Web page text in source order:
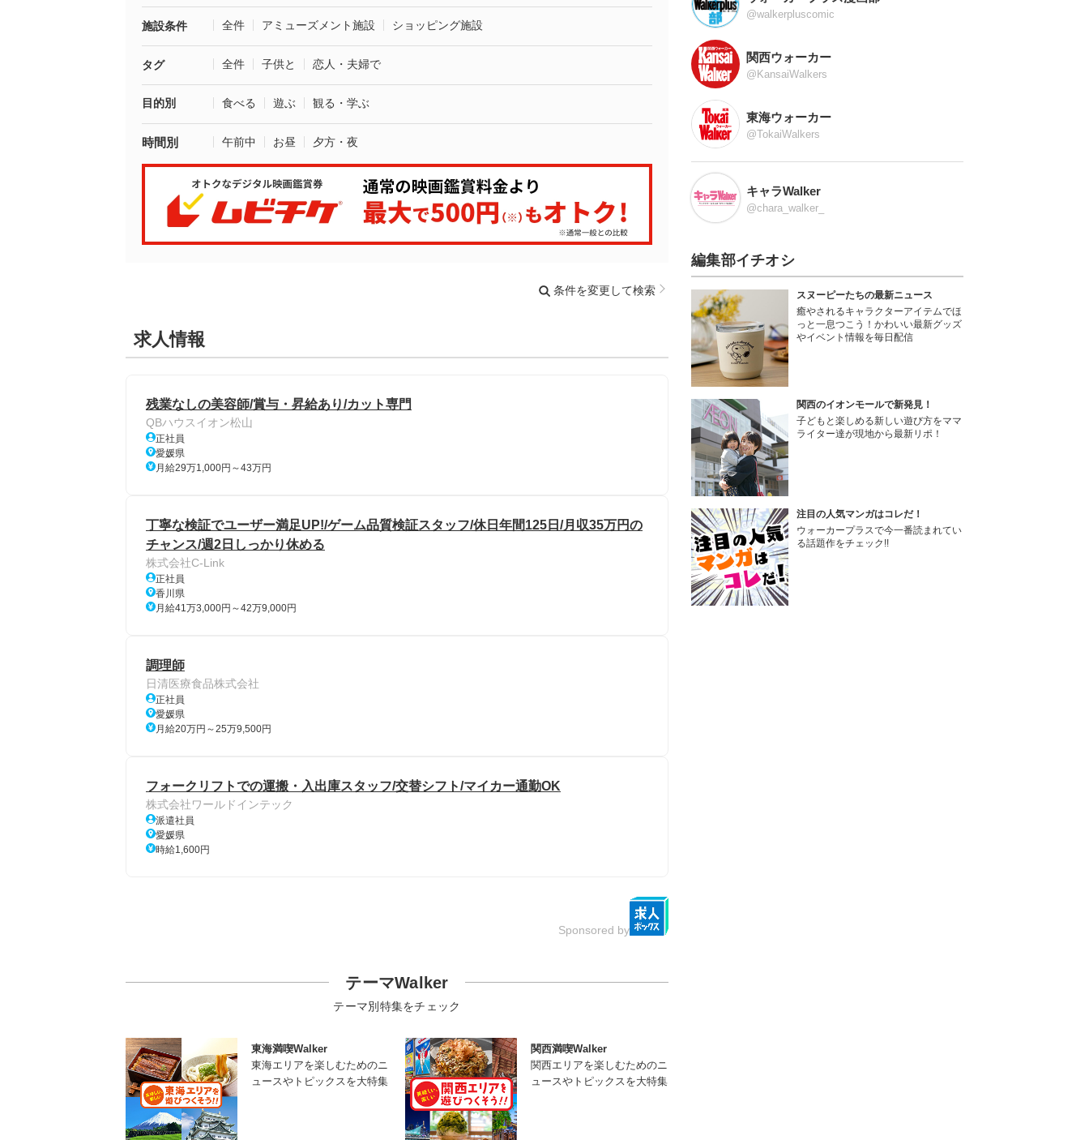
施設条件 全件 アミューズメント施設 ショッピング施設
タグ 全件 子供と 恋人・夫婦で
目的別 食べる 遊ぶ 観る・学ぶ
時間別 午前中 お昼 夕方・夜
条件を変更して検索
求人情報
残業なしの美容師/賞与・昇給あり/カット専門
QBハウスイオン松山
正社員
愛媛県
月給29万1,000円～43万円
丁寧な検証でユーザー満足UP!/ゲーム品質検証スタッフ/休日年間125日/月収35万円の
チャンス/週2日しっかり休める
株式会社C-Link
正社員
香川県
月給41万3,000円～42万9,000円
調理師
日清医療食品株式会社
正社員
愛媛県
月給20万円～25万9,500円
フォークリフトでの運搬・入出庫スタッフ/交替シフト/マイカー通勤OK
株式会社ワールドインテック
派遣社員
愛媛県
時給1,600円
Sponsored by
テーマWalker
テーマ別特集をチェック
東海満喫Walker
東海エリアを楽しむためのニ
ュースやトピックスを大特集
関西満喫Walker
関西エリアを楽しむためのニ
ュースやトピックスを大特集
@walkerpluscomic
関西ウォーカー
@KansaiWalkers
東海ウォーカー
@TokaiWalkers
キャラWalker
@chara_walker_
編集部イチオシ
スヌーピーたちの最新ニュース
癒やされるキャラクターアイテムでほ
っと一息つこう！かわいい最新グッズ
やイベント情報を毎日配信
関西のイオンモールで新発見！
子どもと楽しめる新しい遊び方をママ
ライター達が現地から最新リポ！
注目の人気マンガはコレだ！
ウォーカープラスで今一番読まれてい
る話題作をチェック!!